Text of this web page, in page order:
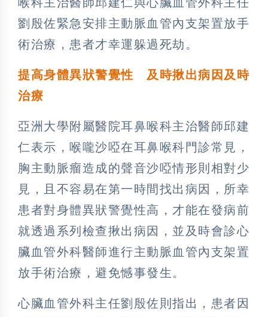
劉殷佐緊急安排主動脈血管內支架置放手
術治療，患者才幸運躲過死劫。
提高身體異狀警覺性 及時揪出病因及時
治療
亞洲大學附屬醫院耳鼻喉科主治醫師邱建
仁表示，喉嚨沙啞在耳鼻喉科門診常見，
胸主動脈瘤造成的聲音沙啞情形則相對少
見，且不容易在第一時間找出病因，所幸
患者對身體異狀警覺性高，才能在發病前
就透過系列檢查揪出病因，並及時會診心
臟血管外科醫師進行主動脈血管內支架置
放手術治療，避免憾事發生。
心臟血管外科主任劉殷佐則指出，患者因